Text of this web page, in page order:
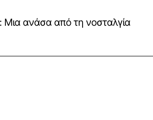
Μια ανάσα από τη νοσταλγία